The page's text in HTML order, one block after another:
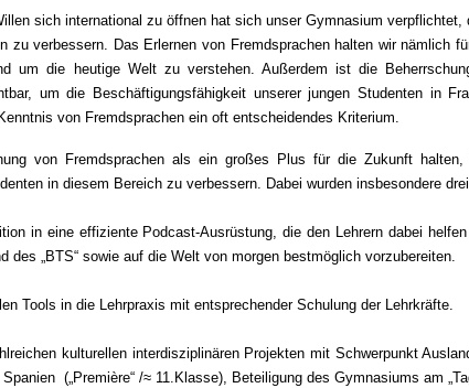
sich international zu öffnen hat sich unser Gymnasium
zu verbessern. Das Erlernen von Fremdsprachen halten wir nämlich
um die heutige Welt zu verstehen. Außerdem ist die
um die Beschäftigungsfähigkeit unserer jungen Studenten in
von Fremdsprachen ein oft entscheidendes Kriterium.
von Fremdsprachen als ein großes Plus für die Zukunft
in diesem Bereich zu verbessern. Dabei wurden insbesondere
in eine effiziente Podcast-Ausrüstung, die den Lehrern dabei
des „BTS“ sowie auf die Welt von morgen bestmöglich vorzubereiten.
Tools in die Lehrpraxis mit entsprechender Schulung der Lehrkräfte.
kulturellen interdisziplinären Projekten mit Schwerpunkt
Spanien („Première“ /≈ 11.Klasse), Beteiligung des Gymnasiums am